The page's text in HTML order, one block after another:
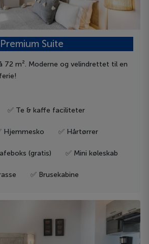
Premium Suite
m². Moderne og velindrettet til en
✅ Te & kaffe faciliteter
Hjemmesko ✅ Hårtørrer
(gratis) ✅ Mini køleskab
✅ Brusekabine